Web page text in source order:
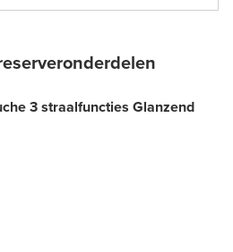
3 straalfuncties Glanzend